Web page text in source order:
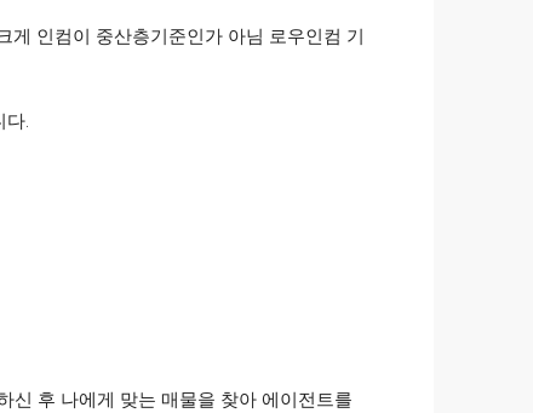
게 인컴이 중산층기준인가 아님 로우인컴 기
다.
신 후 나에게 맞는 매물을 찾아 에이전트를